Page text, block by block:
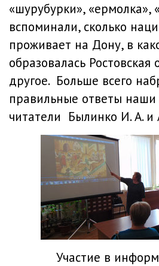
«шурубурки», «ермолка»,
вспоминали, сколько
проживает на Дону, в
образовалась Ростовская
другое. Больше всего
правильные ответы наши
читатели Былинко И. А.
Участие в